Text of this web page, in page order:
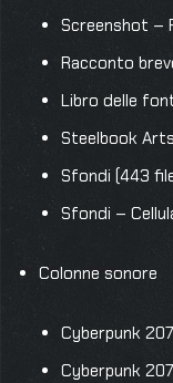
Screenshot –
Racconto
Libro delle
Steelbook
Sfondi (443
Sfondi –
Colonne sonore
Cyberpunk
Cyberpunk